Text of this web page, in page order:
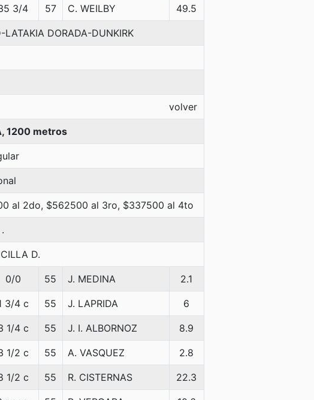
3/4 57 C. WEILBY 49.5
LATAKIA DORADA-DUNKIRK
volver
1200 metros
al 2do, $562500 al 3ro, $337500 al 4to
D.
0/0 55 J. MEDINA 2.1
3/4 c 55 J. LAPRIDA 6
1/4 c 55 J. I. ALBORNOZ 8.9
1/2 c 55 A. VASQUEZ 2.8
1/2 c 55 R. CISTERNAS 22.3